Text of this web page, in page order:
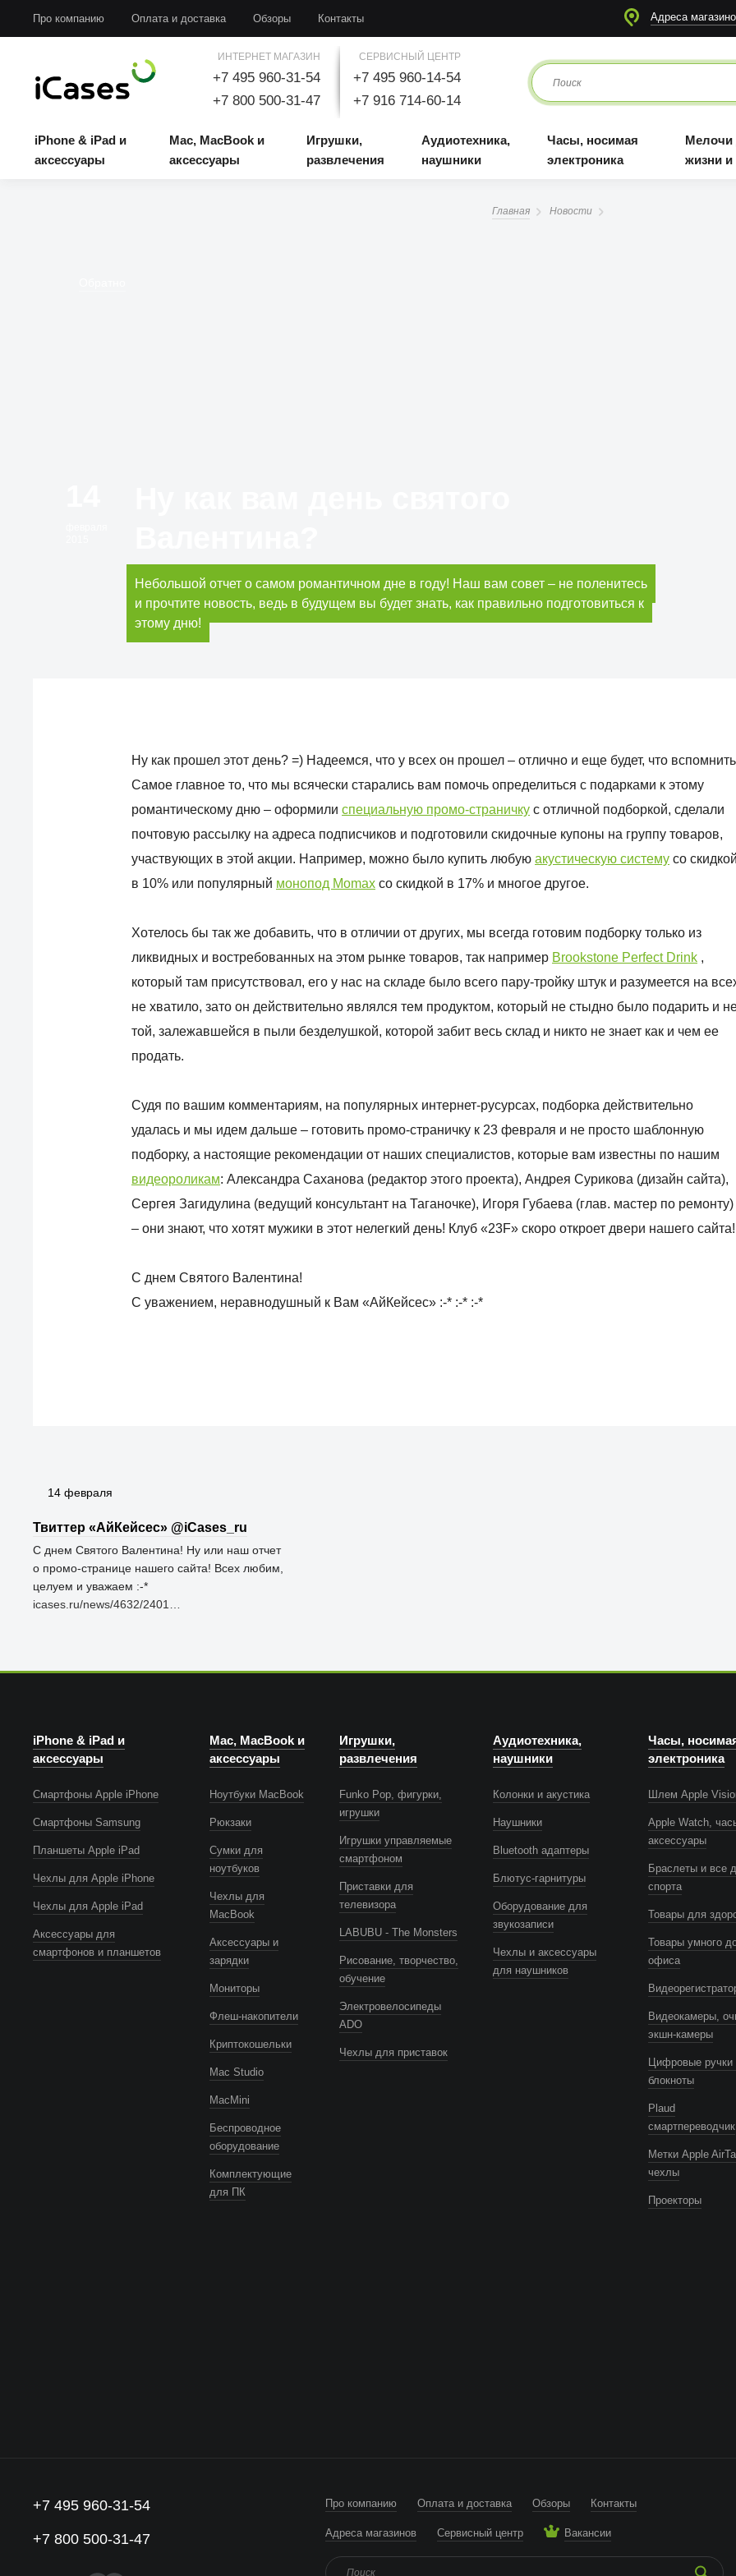
Про компанию Оплата и доставка Обзоры Контакты Адреса
ИНТЕРНЕТ МАГАЗИН
+7 495 960-31-54
+7 800 500-31-47
СЕРВИСНЫЙ ЦЕНТР
+7 495 960-14-54
+7 916 714-60-14
iPhone & iPad и
аксессуары
Mac, MacBook и
аксессуары
Игрушки,
развлечения
Аудиотехника,
наушники
Часы, носимая
электроника
Мелочи
жизни
Главная Новости
Небольшой отчет о самом романтичном дне в году! Наш вам совет – не поленитесь
и прочтите новость, ведь в будущем вы будет знать, как правильно подготовиться к
этому дню!
Ну как прошел этот день? =) Надеемся, что у всех он прошел – отлично и еще будет, что
Самое главное то, что мы всячески старались вам помочь определиться с подарками к этому
романтическому дню – оформили специальную промо-страничку с отличной подборкой, сделали
почтовую рассылку на адреса подписчиков и подготовили скидочные купоны на группу товаров,
участвующих в этой акции. Например, можно было купить любую акустическую систему со скидкой
в 10% или популярный монопод Momax со скидкой в 17% и многое другое.
Хотелось бы так же добавить, что в отличии от других, мы всегда готовим подборку только из
ликвидных и востребованных на этом рынке товаров, так например Brookstone Perfect Drink ,
который там присутствовал, его у нас на складе было всего пару-тройку штук и разумеется на
не хватило, зато он действительно являлся тем продуктом, который не стыдно было подарить и
той, залежавшейся в пыли безделушкой, которой забит весь склад и никто не знает как и чем ее
продать.
Судя по вашим комментариям, на популярных интернет-русурсах, подборка действительно
удалась и мы идем дальше – готовить промо-страничку к 23 февраля и не просто шаблонную
подборку, а настоящие рекомендации от наших специалистов, которые вам известны по нашим
видеороликам: Александра Саханова (редактор этого проекта), Андрея Сурикова (дизайн сайта),
Сергея Загидулина (ведущий консультант на Таганочке), Игоря Губаева (глав. мастер по ремонту)
– они знают, что хотят мужики в этот нелегкий день! Клуб «23F» скоро откроет двери нашего сайта!
С днем Святого Валентина!
С уважением, неравнодушный к Вам «АйКейсес» :-* :-* :-*
14 февраля
Твиттер «АйКейсес» ‏@iCases_ru
С днем Святого Валентина! Ну или наш отчет
о промо-странице нашего сайта! Всех любим,
целуем и уважаем :-*
icases.ru/news/4632/2401…
iPhone & iPad и
аксессуары
Смартфоны Apple iPhone
Смартфоны Samsung
Планшеты Apple iPad
Чехлы для Apple iPhone
Чехлы для Apple iPad
Аксессуары для
смартфонов и планшетов
Mac, MacBook и
аксессуары
Ноутбуки MacBook
Рюкзаки
Сумки для
ноутбуков
Чехлы для
MacBook
Аксессуары и
зарядки
Мониторы
Флеш-накопители
Криптокошельки
Mac Studio
MacMini
Беспроводное
оборудование
Комплектующие
для ПК
Игрушки,
развлечения
Funko Pop, фигурки,
игрушки
Игрушки управляемые
смартфоном
Приставки для
телевизора
LABUBU - The Monsters
Рисование, творчество,
обучение
Электровелосипеды
ADO
Чехлы для приставок
Аудиотехника,
наушники
Колонки и акустика
Наушники
Bluetooth адаптеры
Блютус-гарнитуры
Оборудование для
звукозаписи
Чехлы и аксессуары
для наушников
Часы,
электроника
Шлем Apple
Apple Watch,
аксессуары
Браслеты и все
спорта
Товары для
Товары умного
офиса
Видеокамеры,
экшн-камеры
Цифровые ручки
блокноты
Plaud
смартпереводчик
Метки Apple
чехлы
Проекторы
+7 495 960-31-54
+7 800 500-31-47
Про компанию Оплата и доставка Обзоры Контакты
Адреса магазинов Сервисный центр Вакансии